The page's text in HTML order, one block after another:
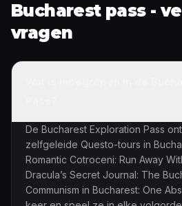
Bucharest pass -
vragen
De Bucharest Exploration Pass
zelfgeleide Questo-tours in
Romantic Cotroceni: Run Away
Dracula’s Secret Journal: The
Communism in Bucharest: One